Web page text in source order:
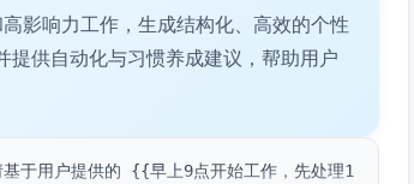
影响力工作，生成结构化、高效的个性
供自动化与习惯养成建议，帮助用户
于用户提供的 {{早上9点开始工作，先处理1